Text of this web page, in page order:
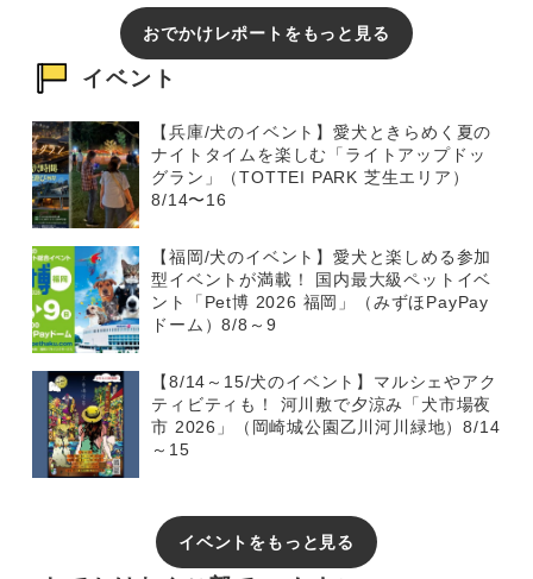
おでかけレポートをもっと見る
イベント
【兵庫/犬のイベント】愛犬ときらめく夏の
ナイトタイムを楽しむ「ライトアップドッ
グラン」（TOTTEI PARK 芝生エリア）
8/14〜16
【福岡/犬のイベント】愛犬と楽しめる参加
型イベントが満載！ 国内最大級ペットイベ
ント「Pet博 2026 福岡」（みずほPayPay
ドーム）8/8～9
【8/14～15/犬のイベント】マルシェやアク
ティビティも！ 河川敷で夕涼み「犬市場夜
市 2026」（岡崎城公園乙川河川緑地）8/14
～15
イベントをもっと見る